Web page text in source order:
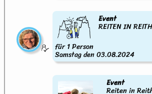
Event
REITEN IN
für 1 Person
Samstag den 03.08.2024
Event
Reiten in